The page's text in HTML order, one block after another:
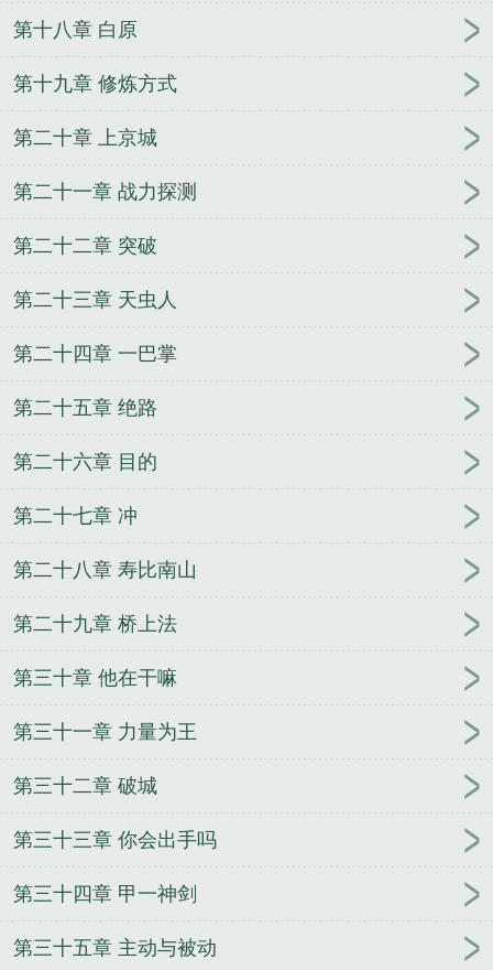
第十八章 白原
第十九章 修炼方式
第二十章 上京城
第二十一章 战力探测
第二十二章 突破
第二十三章 天虫人
第二十四章 一巴掌
第二十五章 绝路
第二十六章 目的
第二十七章 冲
第二十八章 寿比南山
第二十九章 桥上法
第三十章 他在干嘛
第三十一章 力量为王
第三十二章 破城
第三十三章 你会出手吗
第三十四章 甲一神剑
第三十五章 主动与被动